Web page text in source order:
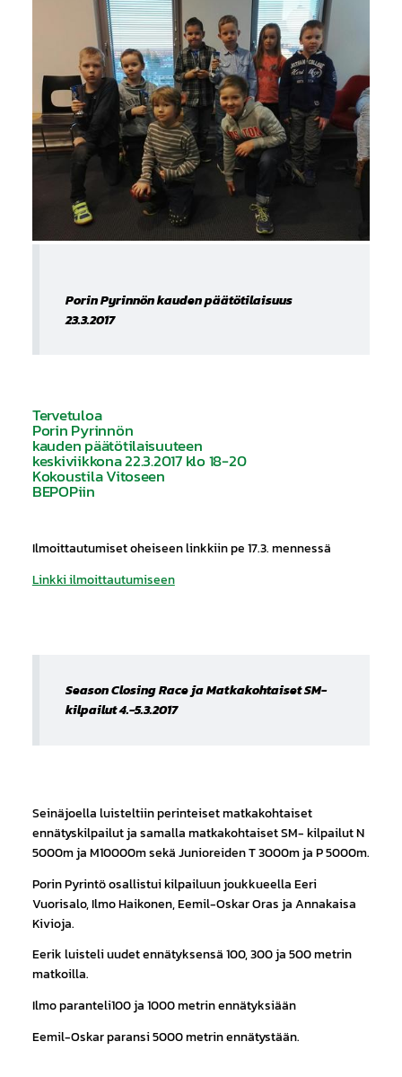
Porin Pyrinnön kauden päätötilaisuus
23.3.2017
Tervetuloa
Porin Pyrinnön
kauden päätötilaisuuteen
keskiviikkona 22.3.2017 klo 18-20
Kokoustila Vitoseen
BEPOPiin
Ilmoittautumiset oheiseen linkkiin pe 17.3. mennessä
Linkki ilmoittautumiseen
Season Closing Race ja Matkakohtaiset SM-
kilpailut 4.-5.3.2017
Seinäjoella luisteltiin perinteiset matkakohtaiset
ennätyskilpailut ja samalla matkakohtaiset SM- kilpailut N
5000m ja M10000m sekä Junioreiden T 3000m ja P 5000m.
Porin Pyrintö osallistui kilpailuun joukkueella Eeri
Vuorisalo, Ilmo Haikonen, Eemil-Oskar Oras ja Annakaisa
Kivioja.
Eerik luisteli uudet ennätyksensä 100, 300 ja 500 metrin
matkoilla.
Ilmo paranteli100 ja 1000 metrin ennätyksiään
Eemil-Oskar paransi 5000 metrin ennätystään.